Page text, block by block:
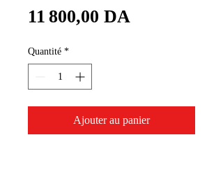
11 800,00 DA
Quantité *
Ajouter au panier